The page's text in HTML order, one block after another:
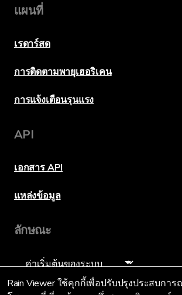
Rain Viewer ใช้คุกกี้เพื่อปรับปรุงประสบกา
แผนที่
เรดาร์สด
การติดตามพายุเฮอริเคน
การแจ้งเตือนรุนแรง
API
เอกสาร API
แหล่งข้อมูล
ลักษณะ
ภาษา